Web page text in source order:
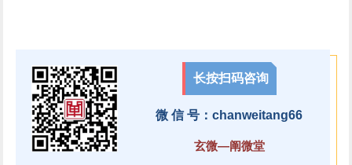
长按扫码咨询
微 信 号：chanweitang66
玄微—阐微堂